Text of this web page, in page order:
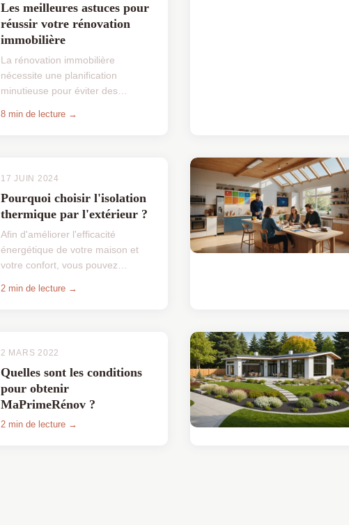
Les meilleures astuces pour
réussir votre rénovation
immobilière
La rénovation immobilière
nécessite une planification
minutieuse pour éviter des
8 min de lecture →
17 JUIN 2024
Pourquoi choisir l'isolation
thermique par l'extérieur ?
Afin d'améliorer l'efficacité
énergétique de votre maison et
votre confort, vous pouvez
2 min de lecture →
2 MARS 2022
Quelles sont les conditions
pour obtenir
MaPrimeRénov ?
2 min de lecture →